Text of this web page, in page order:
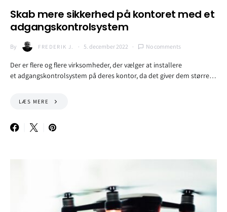
Skab mere sikkerhed på kontoret med et
adgangskontrolsystem
By FREDERIK J. 5. december 2022 No comments
Der er flere og flere virksomheder, der vælger at installere
et adgangskontrolsystem på deres kontor, da det giver dem større…
LÆS MERE